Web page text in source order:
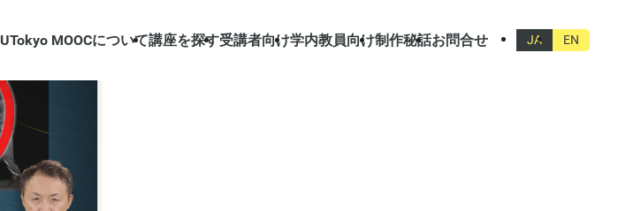
UTokyo MOOCについて講座を探す受講者向け学内教員向け制作秘話お問合せ JA EN